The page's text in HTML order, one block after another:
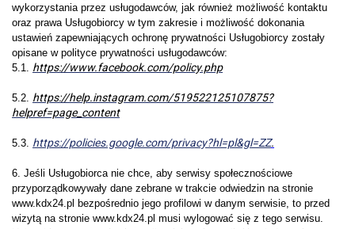
wykorzystania przez usługodawców, jak również możliwość kontaktu
oraz prawa Usługobiorcy w tym zakresie i możliwość dokonania
ustawień zapewniających ochronę prywatności Usługobiorcy zostały
opisane w polityce prywatności usługodawców:
5.1. https://www.facebook.com/policy.php
5.2. https://help.instagram.com/519522125107875?
helpref=page_content
5.3. https://policies.google.com/privacy?hl=pl&gl=ZZ.
6. Jeśli Usługobiorca nie chce, aby serwisy społecznościowe
przyporządkowywały dane zebrane w trakcie odwiedzin na stronie
www.kdx24.pl bezpośrednio jego profilowi w danym serwisie, to przed
wizytą na stronie www.kdx24.pl musi wylogować się z tego serwisu.